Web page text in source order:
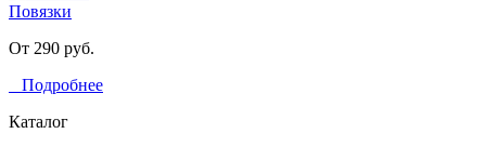
Повязки
От 290 руб.
Подробнее
Каталог